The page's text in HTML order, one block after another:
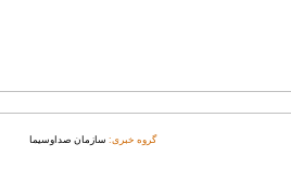
گروه خبری: سازمان صداوسیما